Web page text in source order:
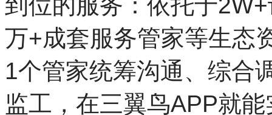
万+成套服务管家等生态
1个管家统筹沟通、综合
监工，在三翼鸟APP就